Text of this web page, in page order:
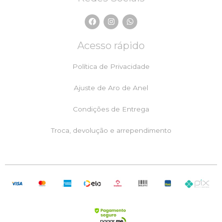
F
a
c
b
k
I
n
s
a
a
W
h
a
t
s
p
p
Acesso rápido
Política de Privacidade
Ajuste de Aro de Anel
Condições de Entrega
Troca, devolução e arrependimento